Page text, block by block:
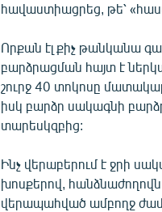
հավաստիացրեց, թե՝
Որքան էլ քիչ թանկանա
բարձրացման հայտ է
շուրջ 40 տոկոսը
իսկ բարձր սակագնի
տարեսկզբից:
Ինչ վերաբերում է ջրի
խոսքերով, հանձնաժողովն
վերապահված ամբողջ